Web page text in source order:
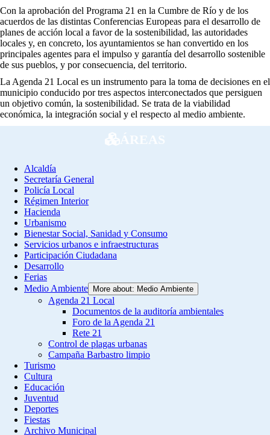
Con la aprobación del Programa 21 en la Cumbre de Río y de los
acuerdos de las distintas Conferencias Europeas para el desarrollo de
planes de acción local a favor de la sostenibilidad, las autoridades
locales y, en concreto, los ayuntamientos se han convertido en los
principales agentes para el impulso y garantía del desarrollo sostenible
de sus pueblos, y por consecuencia, del territorio.
La Agenda 21 Local es un instrumento para la toma de decisiones en el
municipio conducido por tres aspectos interconectados que persiguen
un objetivo común, la sostenibilidad. Se trata de la viabilidad
económica, la integración social y el respecto al medio ambiente.
ÁREAS
Alcaldía
Secretaría General
Policía Local
Régimen Interior
Hacienda
Urbanismo
Bienestar Social, Sanidad y Consumo
Servicios urbanos e infraestructuras
Participación Ciudadana
Desarrollo
Ferias
Medio Ambiente
More about: Medio Ambiente
Agenda 21 Local
Documentos de la auditoría ambientales
Foro de la Agenda 21
Rete 21
Control de plagas urbanas
Campaña Barbastro limpio
Turismo
Cultura
Educación
Juventud
Deportes
Fiestas
Archivo Municipal